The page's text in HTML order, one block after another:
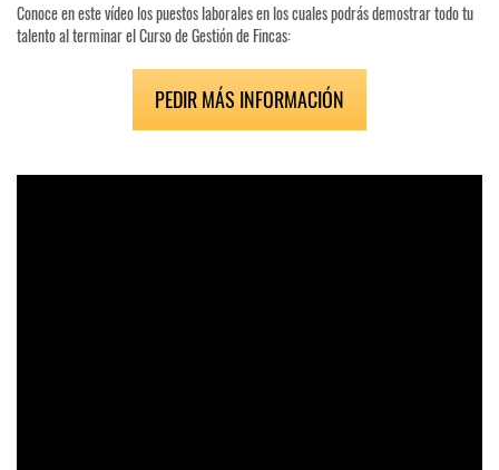
Conoce en este vídeo los puestos laborales en los cuales podrás demostrar todo tu
talento al terminar el Curso de Gestión de Fincas:
PEDIR MÁS INFORMACIÓN